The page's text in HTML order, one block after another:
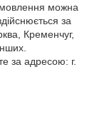
можна
за
Кременчуг,
за адресою: г.